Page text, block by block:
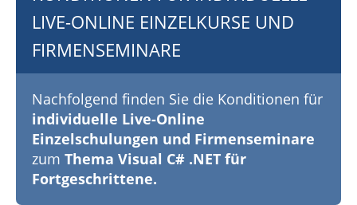
LIVE-ONLINE EINZELKURSE UND
FIRMENSEMINARE
Nachfolgend finden Sie die Konditionen für
individuelle Live-Online
Einzelschulungen und Firmenseminare
zum Thema Visual C# .NET für
Fortgeschrittene.